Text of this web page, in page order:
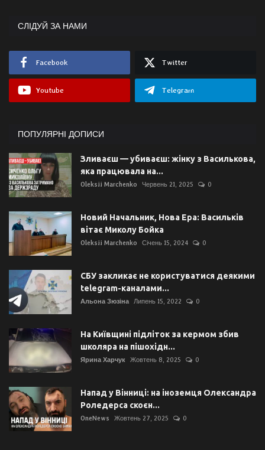
СЛІДУЙ ЗА НАМИ
Facebook Twitter
Youtube Telegram
ПОПУЛЯРНІ ДОПИСИ
Зливаєш — убиваєш: жінку з Василькова,
яка працювала на...
Oleksii Marchenko Червень 21, 2025 0
Новий Начальник, Нова Ера: Васильків
вітає Миколу Бойка
Oleksii Marchenko Січень 15, 2024 0
СБУ закликає не користуватися деякими
telegram-каналами...
Альона Зюзіна Липень 15, 2022 0
На Київщині підліток за кермом збив
школяра на пішохідн...
Ярина Харчук Жовтень 8, 2025 0
Напад у Вінниці: на іноземця Олександра
Роледерса скоєн...
OneNews Жовтень 27, 2025 0